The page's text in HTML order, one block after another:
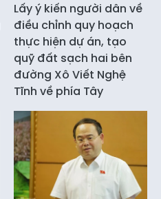
Lấy ý kiến người dân về
điều chỉnh quy hoạch
thực hiện dự án, tạo
quỹ đất sạch hai bên
đường Xô Viết Nghệ
Tĩnh về phía Tây